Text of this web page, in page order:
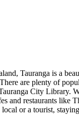
Tauranga is a
are plenty of
City Library.
and restaurants
or a tourist,